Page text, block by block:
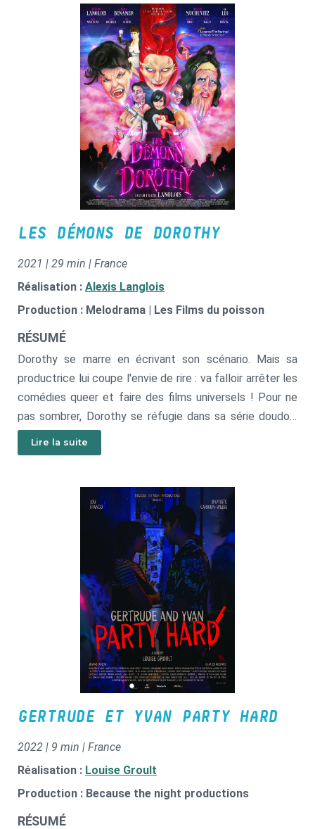
LES DÉMONS DE DOROTHY
2021 | 29 min | France
Réalisation : Alexis Langlois
Production : Melodrama | Les Films du poisson
RÉSUMÉ
Dorothy se marre en écrivant son scénario. Mais sa
productrice lui coupe l'envie de rire : va falloir arrêter les
comédies queer et faire des films universels ! Pour ne
pas sombrer, Dorothy se réfugie dans sa série doudou,
Romy contre les vampires. Mais ses démons ont décidé
de lui rendre visite.
Lire la suite
GERTRUDE ET YVAN PARTY HARD
2022 | 9 min | France
Réalisation : Louise Groult
Production : Because the night productions
RÉSUMÉ